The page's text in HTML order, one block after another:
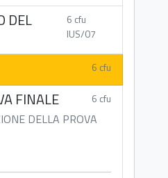
DEL
6 cfu
IUS/07
6 cfu
FINALE 6 cfu
DELLA PROVA